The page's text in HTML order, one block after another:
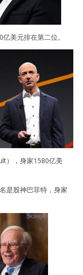
美元排在第二位。
），身家1580亿美
是股神巴菲特，身家